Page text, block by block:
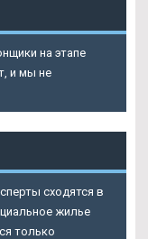
на этапе
и мы не
сходятся в
жилье
только